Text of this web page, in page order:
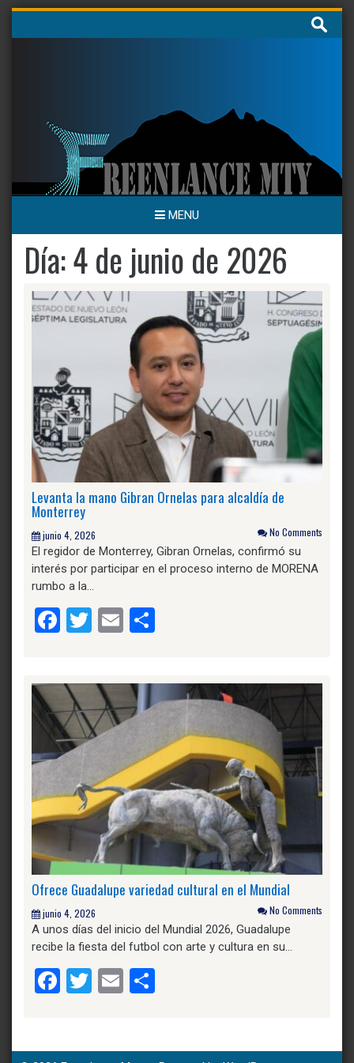
Skip
Buscar:
MENU
Día:4 de junio de 2026
Levanta la mano Gibran Ornelas para alcaldía de
Monterrey
junio 4, 2026 No Comments
El regidor de Monterrey, Gibran Ornelas, confirmó su
interés por participar en el proceso interno de MORENA
rumbo a la…
Facebook
Twitter
Email
Ofrece Guadalupe variedad cultural en el Mundial
junio 4, 2026 No Comments
A unos días del inicio del Mundial 2026, Guadalupe
recibe la fiesta del futbol con arte y cultura en su…
Facebook
Twitter
Email